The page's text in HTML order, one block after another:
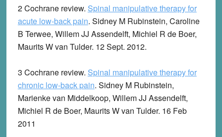
2 Cochrane review. Spinal manipulative therapy for
acute low-back pain. Sidney M Rubinstein, Caroline
B Terwee, Willem JJ Assendelft, Michiel R de Boer,
Maurits W van Tulder. 12 Sept. 2012.
3 Cochrane review. Spinal manipulative therapy for
chronic low-back pain. Sidney M Rubinstein,
Marienke van Middelkoop, Willem JJ Assendelft,
Michiel R de Boer, Maurits W van Tulder. 16 Feb
2011